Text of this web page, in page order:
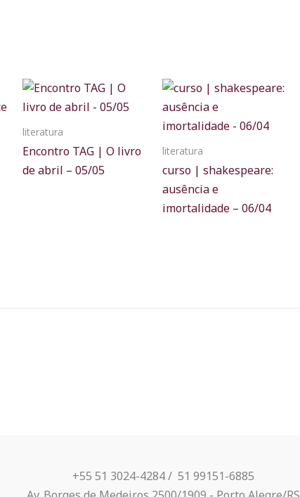
literatura
Encontro TAG | O livro
de abril – 05/05
literatura
curso | shakespeare:
ausência e
imortalidade – 06/04
+55 51 3024-4284 / ​ 51 99151-6885